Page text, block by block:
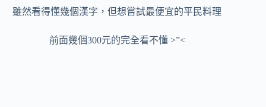
雖然看得懂幾個漢字，但想嘗試最便宜的平民料理
前面幾個300元的完全看不懂 >”<